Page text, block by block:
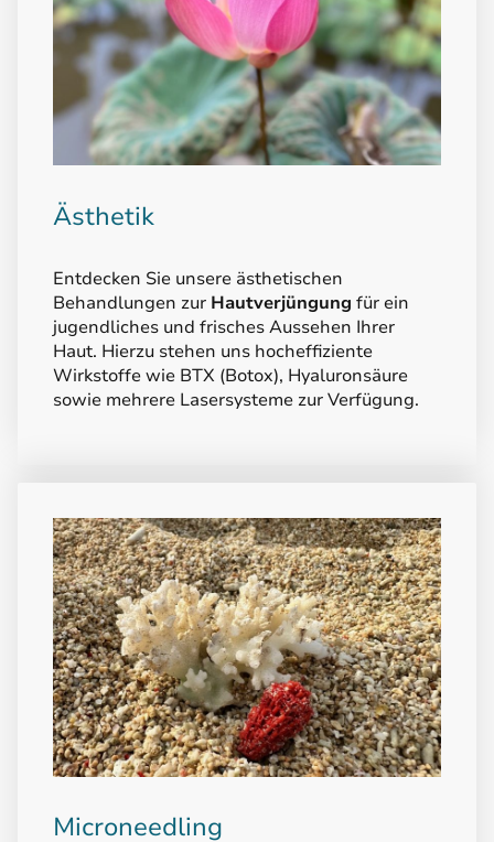
Ästhetik
Entdecken Sie unsere ästhetischen
Behandlungen zur Hautverjüngung für ein
jugendliches und frisches Aussehen Ihrer
Haut. Hierzu stehen uns hocheffiziente
Wirkstoffe wie BTX (Botox), Hyaluronsäure
sowie mehrere Lasersysteme zur Verfügung.
Microneedling